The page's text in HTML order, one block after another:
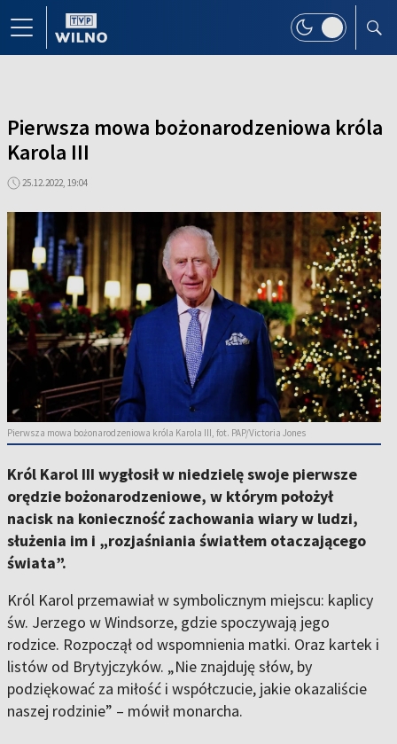
Pierwsza mowa bożonarodzeniowa króla
Karola III
25.12.2022, 19:04
Pierwsza mowa bożonarodzeniowa króla Karola III, fot. PAP/Victoria Jones
Król Karol III wygłosił w niedzielę swoje pierwsze
orędzie bożonarodzeniowe, w którym położył
nacisk na konieczność zachowania wiary w ludzi,
służenia im i „rozjaśniania światłem otaczającego
świata”.
Król Karol przemawiał w symbolicznym miejscu: kaplicy
św. Jerzego w Windsorze, gdzie spoczywają jego
rodzice. Rozpoczął od wspomnienia matki. Oraz kartek i
listów od Brytyjczyków. „Nie znajduję słów, by
podziękować za miłość i współczucie, jakie okazaliście
naszej rodzinie” – mówił monarcha.